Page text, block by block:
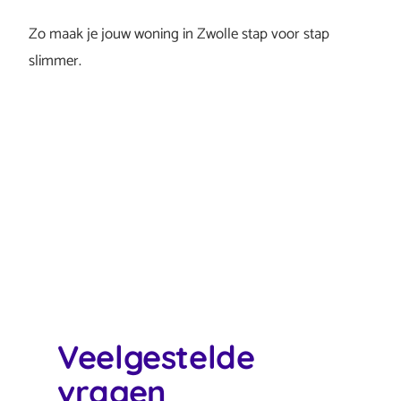
Zo maak je jouw woning in Zwolle stap voor stap
slimmer.
Veelgestelde
vragen